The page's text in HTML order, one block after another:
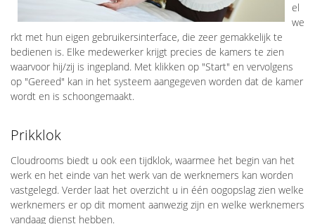
el
we
rkt met hun eigen gebruikersinterface, die zeer gemakkelijk te
bedienen is. Elke medewerker krijgt precies de kamers te zien
waarvoor hij/zij is ingepland. Met klikken op "Start" en vervolgens
op "Gereed" kan in het systeem aangegeven worden dat de kamer
wordt en is schoongemaakt.
Prikklok
Cloudrooms biedt u ook een tijdklok, waarmee het begin van het
werk en het einde van het werk van de werknemers kan worden
vastgelegd. Verder laat het overzicht u in één oogopslag zien welke
werknemers er op dit moment aanwezig zijn en welke werknemers
vandaag dienst hebben.